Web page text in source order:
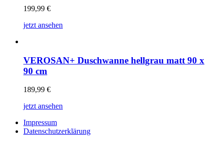
199,99 €
jetzt ansehen
VEROSAN+ Duschwanne hellgrau matt 90 x
90 cm
189,99 €
jetzt ansehen
Impressum
Datenschutzerklärung